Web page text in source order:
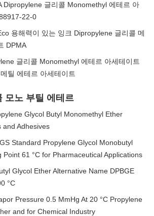
Dipropylene 글리콜 Monomethyl 에테르 아
22-0
용해력이 있는 잉크 Dipropylene 글리콜 메
DPMA
글리콜 Monomethyl 에테르 아세테이트
틸 에테르 아세테이트
모노 부틸 에테르
Glycol Butyl Monomethyl Ether
and Adhesives
Standard Propylene Glycol Monobutyl
Point 61 °C for Pharmaceutical Applications
Glycol Ether Alternative Name DPBGE
°C
Pressure 0.5 MmHg At 20 °C Propylene
and for Chemical Industry